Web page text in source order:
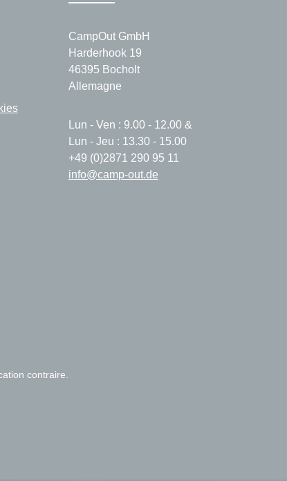
CampOut GmbH
Harderhook 19
46395 Bocholt
Allemagne
Lun - Ven : 9.00 - 12.00 &
Lun - Jeu : 13.30 - 15.00
+49 (0)2871 290 95 11
info@camp-out.de
contraire.